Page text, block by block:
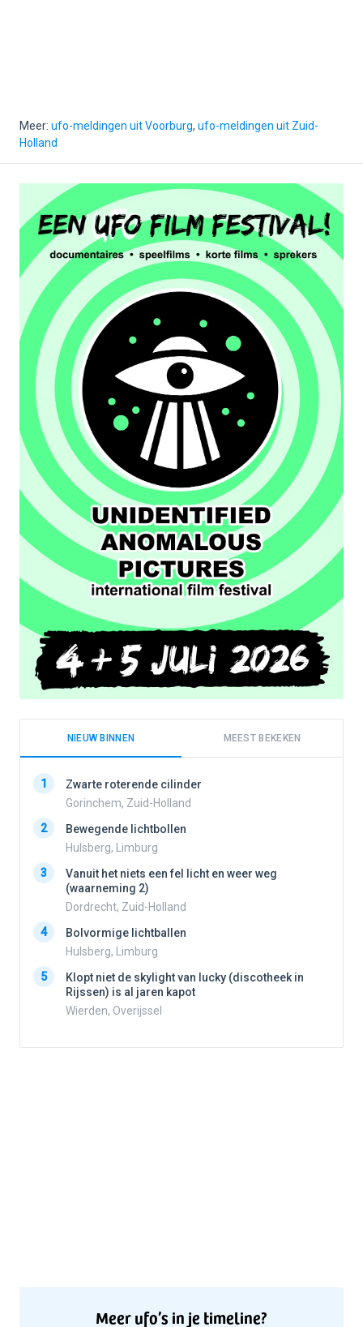
Meer: ufo-meldingen uit Voorburg, ufo-meldingen uit Zuid-
Holland
NIEUW BINNEN MEEST BEKEKEN
1
Zwarte roterende cilinder
Gorinchem, Zuid-Holland
2
Bewegende lichtbollen
Hulsberg, Limburg
3
Vanuit het niets een fel licht en weer weg
(waarneming 2)
Dordrecht, Zuid-Holland
4
Bolvormige lichtballen
Hulsberg, Limburg
5
Klopt niet de skylight van lucky (discotheek in
Rijssen) is al jaren kapot
Wierden, Overijssel
Meer ufo’s in je timeline?